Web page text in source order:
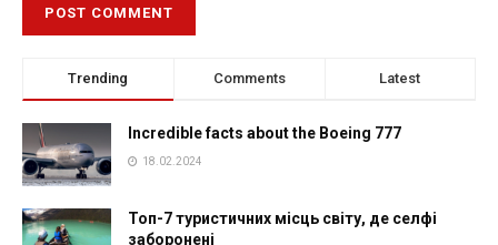
Trending Comments Latest
Incredible facts about the Boeing 777
18.02.2024
Топ-7 туристичних місць світу, де селфі
заборонені